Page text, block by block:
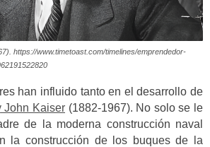
https://www.timetoast.com/timelines/emprendedor-
han influido tanto en el desarrollo de
John Kaiser (1882-1967). No solo se le
de la moderna construcción naval
la construcción de los buques de la